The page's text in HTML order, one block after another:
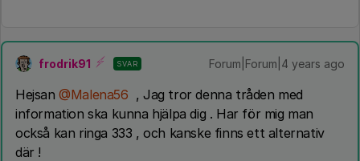
frodrik91 SVAR Forum|Forum|4 years ago
Hejsan@Malena56 , Jag tror denna tråden med
information ska kunna hjälpa dig . Har för mig man
också kan ringa 333 , och kanske finns ett alternativ
där !